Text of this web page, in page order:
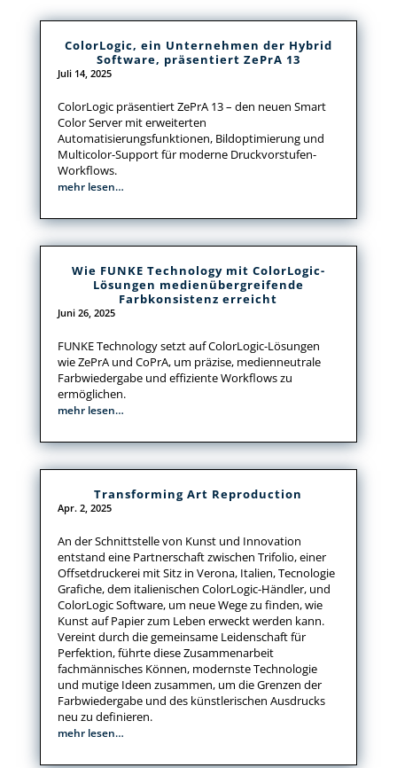
ColorLogic, ein Unternehmen der Hybrid
Software, präsentiert ZePrA 13
Juli 14, 2025
ColorLogic präsentiert ZePrA 13 – den neuen Smart
Color Server mit erweiterten
Automatisierungsfunktionen, Bildoptimierung und
Multicolor-Support für moderne Druckvorstufen-
Workflows.
mehr lesen…
Wie FUNKE Technology mit ColorLogic-
Lösungen medienübergreifende
Farbkonsistenz erreicht
Juni 26, 2025
FUNKE Technology setzt auf ColorLogic-Lösungen
wie ZePrA und CoPrA, um präzise, medienneutrale
Farbwiedergabe und effiziente Workflows zu
ermöglichen.
mehr lesen…
Transforming Art Reproduction
Apr. 2, 2025
An der Schnittstelle von Kunst und Innovation
entstand eine Partnerschaft zwischen Trifolio, einer
Offsetdruckerei mit Sitz in Verona, Italien, Tecnologie
Grafiche, dem italienischen ColorLogic-Händler, und
ColorLogic Software, um neue Wege zu finden, wie
Kunst auf Papier zum Leben erweckt werden kann.
Vereint durch die gemeinsame Leidenschaft für
Perfektion, führte diese Zusammenarbeit
fachmännisches Können, modernste Technologie
und mutige Ideen zusammen, um die Grenzen der
Farbwiedergabe und des künstlerischen Ausdrucks
neu zu definieren.
mehr lesen…